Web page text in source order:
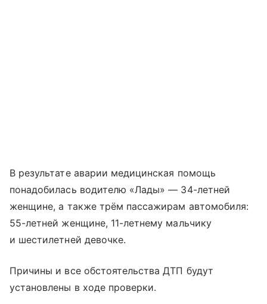
В результате аварии медицинская помощь
понадобилась водителю «Лады» — 34-летней
женщине, а также трём пассажирам автомобиля:
55-летней женщине, 11-летнему мальчику
и шестилетней девочке.
Причины и все обстоятельства ДТП будут
установлены в ходе проверки.